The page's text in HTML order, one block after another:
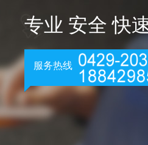
专业 安全 快
服务热线